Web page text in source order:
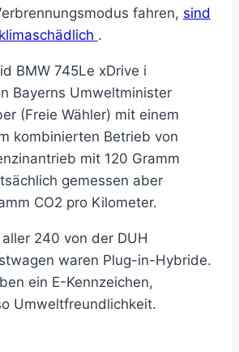
fahren, sind
.
BMW 745Le xDrive i
Bayerns Umweltminister
(Freie Wähler) mit einem
kombinierten Betrieb von
mit 120 Gramm
gemessen aber
CO2 pro Kilometer.
240 von der DUH
waren Plug-in-Hybride.
ein E-Kennzeichen,
Umweltfreundlichkeit.